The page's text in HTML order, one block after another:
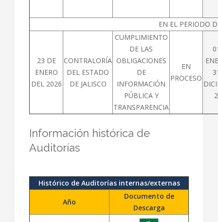
EN EL PERIODO
23 DE
ENERO
DEL 2026
CONTRALORÍA
DEL ESTADO
DE JALISCO
CUMPLIMIENTO
DE LAS
OBLIGACIONES
DE
INFORMACIÓN
PÚBLICA Y
TRANSPARENCIA
EN
PROCESO
Información histórica de
Auditorías
Histórico de Auditorías internas/externas
Año
Documento de
Descarga